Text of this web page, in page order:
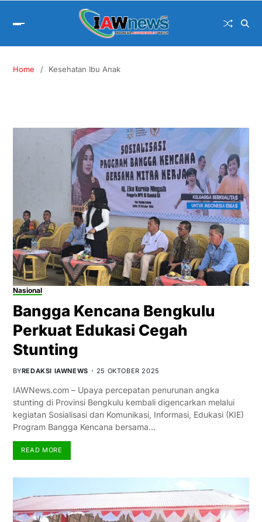
Home Kesehatan Ibu Anak
Nasional
Bangga Kencana Bengkulu
Perkuat Edukasi Cegah
Stunting
BYREDAKSI IAWNEWS 25 OKTOBER 2025
IAWNews.com – Upaya percepatan penurunan angka
stunting di Provinsi Bengkulu kembali digencarkan melalui
kegiatan Sosialisasi dan Komunikasi, Informasi, Edukasi (KIE)
Program Bangga Kencana bersama…
READ MORE